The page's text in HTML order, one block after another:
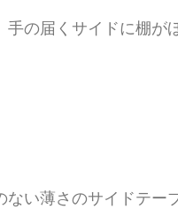
の届くサイドに棚が
い薄さのサイドテーブ